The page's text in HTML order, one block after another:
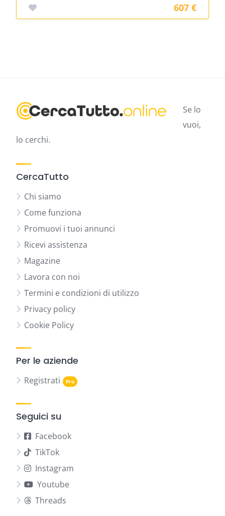
607 €
Se lo
vuoi,
lo cerchi.
CercaTutto
Chi siamo
Come funziona
Promuovi i tuoi annunci
Ricevi assistenza
Magazine
Lavora con noi
Termini e condizioni di utilizzo
Privacy policy
Cookie Policy
Per le aziende
Registrati
Seguici su
Facebook
TikTok
Instagram
Youtube
Threads